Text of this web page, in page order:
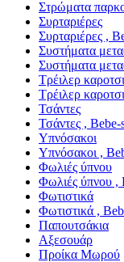
Στρώματα
Συρταριέρες
Συρταριέρες ,
Συστήματα
Συστήματα
Τρέιλερ
Τρέιλερ
Τσάντες
Τσάντες , Bebe-
Υπνόσακοι
Υπνόσακοι ,
Φωλιές ύπνου
Φωλιές ύπνου ,
Φωτιστικά
Φωτιστικά ,
Παπουτσάκια
Αξεσουάρ
Προίκα Μωρού